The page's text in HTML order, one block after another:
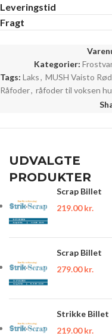
Leveringstid
Fragt
Kategorier:
Tags: Laks, MUSH Vaisto
Råfoder, råfoder til voksen
UDVALGTE
PRODUKTER
Scrap Billet
219.00kr.
Scrap Billet
279.00kr.
Strikke Billet
219.00kr.